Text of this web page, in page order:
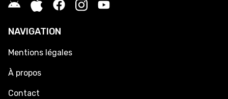
NAVIGATION
Mentions légales
À propos
Contact